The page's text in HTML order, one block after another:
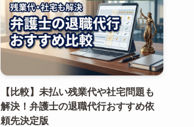
【比較】未払い残業代や社宅問題も
解決！弁護士の退職代行おすすめ依
頼先決定版